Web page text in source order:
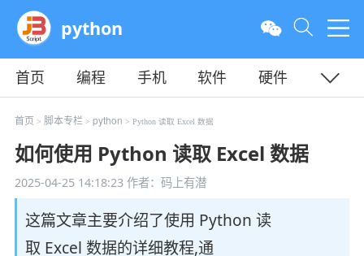
python
首页 编程 手机 软件
硬件
教程
平面 服务器
首页 > 脚本专栏> python > Python 读取 Excel 数据
如何使用 Python 读取 Excel 数据
2025-04-25 14:18:23作者：码上有潜
这篇文章主要介绍了使用 Python 读
取 Excel 数据的详细教程,通